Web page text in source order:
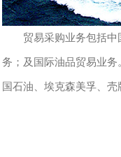
贸易采购业务包括
务；及国际油品贸易业
国石油、埃克森美孚、